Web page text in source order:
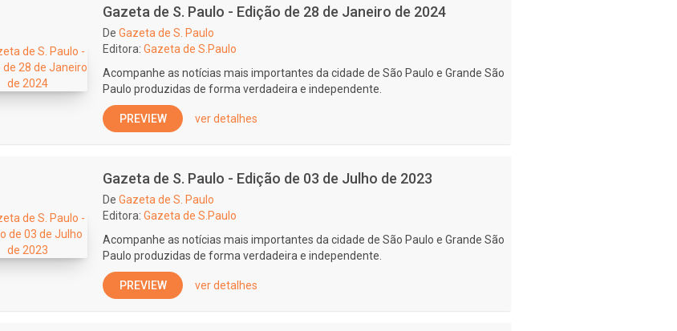
Gazeta de S. Paulo - Edição de 28 de Janeiro de 2024
De Gazeta de S. Paulo
Editora: Gazeta de S.Paulo
Acompanhe as notícias mais importantes da cidade de São Paulo e Grande São
Paulo produzidas de forma verdadeira e independente.
PREVIEW ver detalhes
Gazeta de S. Paulo - Edição de 03 de Julho de 2023
De Gazeta de S. Paulo
Editora: Gazeta de S.Paulo
Acompanhe as notícias mais importantes da cidade de São Paulo e Grande São
Paulo produzidas de forma verdadeira e independente.
PREVIEW ver detalhes